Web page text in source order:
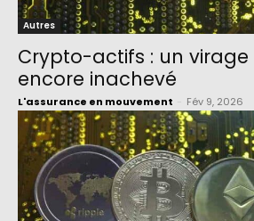
Autres
Crypto-actifs : un
encore inachevé
L'assurance en mouvement Fév 9, 2026